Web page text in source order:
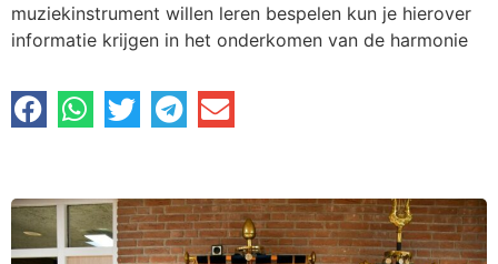
muziekinstrument willen leren bespelen kun je hierover
informatie krijgen in het onderkomen van de harmonie